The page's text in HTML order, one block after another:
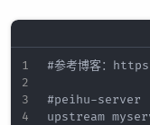
#参考博客：
#peihu-server
upstream